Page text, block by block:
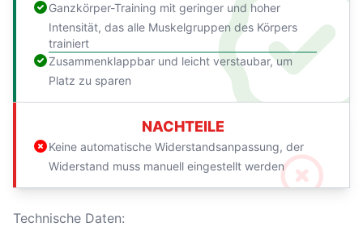
Ganzkörper-Training mit geringer und hoher
Intensität, das alle Muskelgruppen des Körpers
trainiert
Zusammenklappbar und leicht verstaubar, um
Platz zu sparen
NACHTEILE
Keine automatische Widerstandsanpassung, der
Widerstand muss manuell eingestellt werden
Technische Daten: